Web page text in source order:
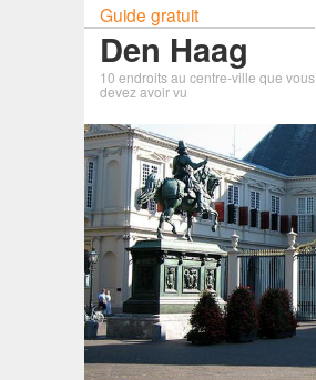
Guide gratuit
Den Haag
10 endroits au centre-ville que vous
devez avoir vu